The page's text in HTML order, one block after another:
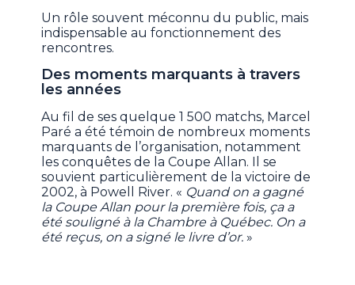
Un rôle souvent méconnu du public, mais
indispensable au fonctionnement des
rencontres.
Des moments marquants à travers
les années
Au fil de ses quelque 1 500 matchs, Marcel
Paré a été témoin de nombreux moments
marquants de l’organisation, notamment
les conquêtes de la Coupe Allan. Il se
souvient particulièrement de la victoire de
2002, à Powell River. « Quand on a gagné
la Coupe Allan pour la première fois, ça a
été souligné à la Chambre à Québec. On a
été reçus, on a signé le livre d’or.»